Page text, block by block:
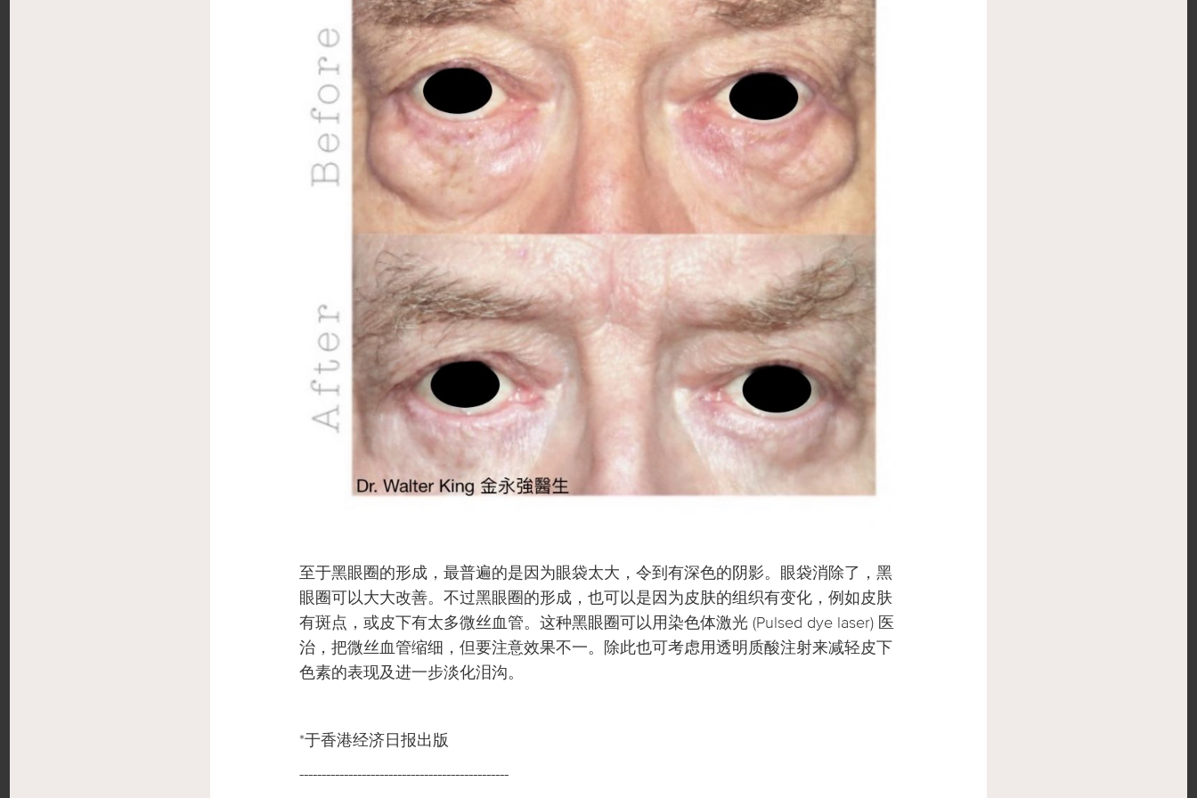
至于黑眼圈的形成，最普遍的是因为眼袋太大，令到有深色的阴影。眼袋消除了，黑
眼圈可以大大改善。不过黑眼圈的形成，也可以是因为皮肤的组织有变化，例如皮肤
有斑点，或皮下有太多微丝血管。这种黑眼圈可以用染色体激光 (Pulsed dye laser) 医
治，把微丝血管缩细，但要注意效果不一。除此也可考虑用透明质酸注射来减轻皮下
色素的表现及进一步淡化泪沟。
*于香港经济日报出版
-----------------------------------------------